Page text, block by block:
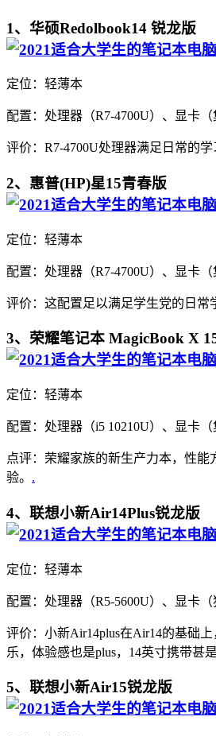
1、华硕Redolbook14 锐龙版
定位：轻薄本
配置：处理器（R7-4700U）、显卡
评价：R7-4700U处理器满足日常的
2、惠普(HP)星15青春版
定位：轻薄本
配置：处理器（R7-4700U）、显卡
评价：这配置足以满足学生党的日常
3、荣耀笔记本 MagicBook X
定位：轻薄本
配置：处理器（i5 10210U）、显卡
点评：荣耀家族的新生产力本，性
验。 .
4、联想小新Air14Plus锐龙版
定位：轻薄本
配置：处理器（R5-5600U）、显卡
评价：小新Air14plus在Air14的基础
乐，体验感也是plus，14英寸携带甚是
5、联想小新Air15锐龙版